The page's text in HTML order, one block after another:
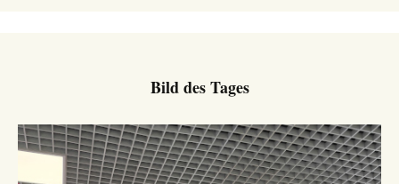
Bild des Tages